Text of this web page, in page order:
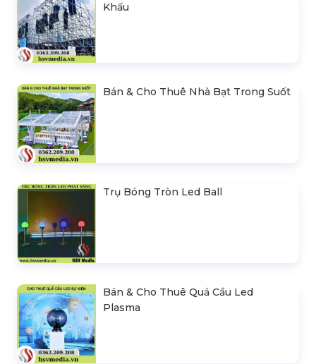
Khấu
Bán & Cho Thuê Nhà Bạt Trong Suốt
Trụ Bóng Tròn Led Ball
Bán & Cho Thuê Quả Cầu Led
Plasma